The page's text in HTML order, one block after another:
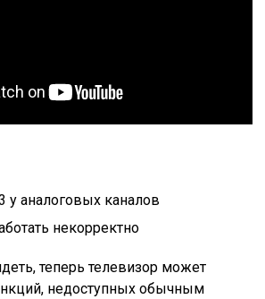
у аналоговых каналов
некорректно
теперь телевизор может
недоступных обычным